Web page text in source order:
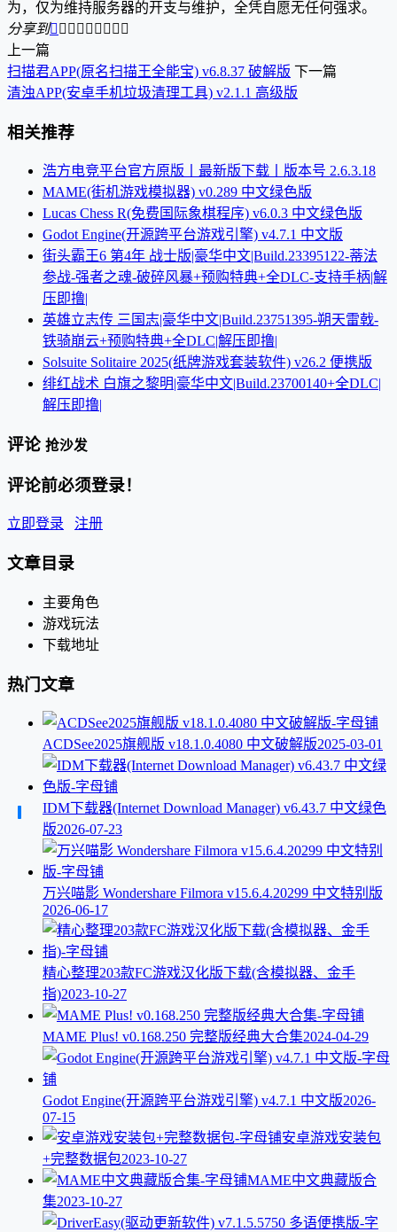
为，仅为维持服务器的开支与维护，全凭自愿无任何强求。
分享到        
上一篇
扫描君APP(原名扫描王全能宝) v6.8.37 破解版 下一篇
清浊APP(安卓手机垃圾清理工具) v2.1.1 高级版
相关推荐
浩方电竞平台官方原版丨最新版下载丨版本号 2.6.3.18
MAME(街机游戏模拟器) v0.289 中文绿色版
Lucas Chess R(免费国际象棋程序) v6.0.3 中文绿色版
Godot Engine(开源跨平台游戏引擎) v4.7.1 中文版
街头霸王6 第4年 战士版|豪华中文|Build.23395122-蒂法
参战-强者之魂-破碎风暴+预购特典+全DLC-支持手柄|解
压即撸|
英雄立志传 三国志|豪华中文|Build.23751395-朔天雷戟-
铁骑崩云+预购特典+全DLC|解压即撸|
Solsuite Solitaire 2025(纸牌游戏套装软件) v26.2 便携版
绯红战术 白旗之黎明|豪华中文|Build.23700140+全DLC|
解压即撸|
评论 抢沙发
评论前必须登录！
立即登录 注册
文章目录
主要角色
游戏玩法
下载地址
热门文章
ACDSee2025旗舰版 v18.1.0.4080 中文破解版2025-03-01
IDM下载器(Internet Download Manager) v6.43.7 中文绿色
版2026-07-23
万兴喵影 Wondershare Filmora v15.6.4.20299 中文特别版
2026-06-17
精心整理203款FC游戏汉化版下载(含模拟器、金手
指)2023-10-27
MAME Plus! v0.168.250 完整版经典大合集2024-04-29
Godot Engine(开源跨平台游戏引擎) v4.7.1 中文版2026-
07-15
安卓游戏安装包
+完整数据包2023-10-27
MAME中文典藏版合
集2023-10-27